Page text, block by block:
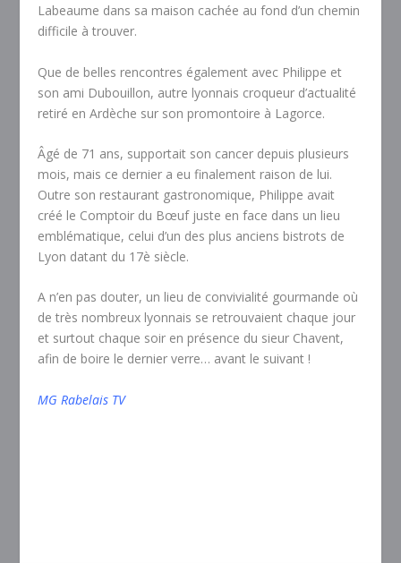
Labeaume dans sa maison cachée au fond d’un chemin
difficile à trouver.
Que de belles rencontres également avec Philippe et
son ami Dubouillon, autre lyonnais croqueur d’actualité
retiré en Ardèche sur son promontoire à Lagorce.
Âgé de 71 ans, supportait son cancer depuis plusieurs
mois, mais ce dernier a eu finalement raison de lui.
Outre son restaurant gastronomique, Philippe avait
créé le Comptoir du Bœuf juste en face dans un lieu
emblématique, celui d’un des plus anciens bistrots de
Lyon datant du 17è siècle.
A n’en pas douter, un lieu de convivialité gourmande où
de très nombreux lyonnais se retrouvaient chaque jour
et surtout chaque soir en présence du sieur Chavent,
afin de boire le dernier verre… avant le suivant !
MG Rabelais TV